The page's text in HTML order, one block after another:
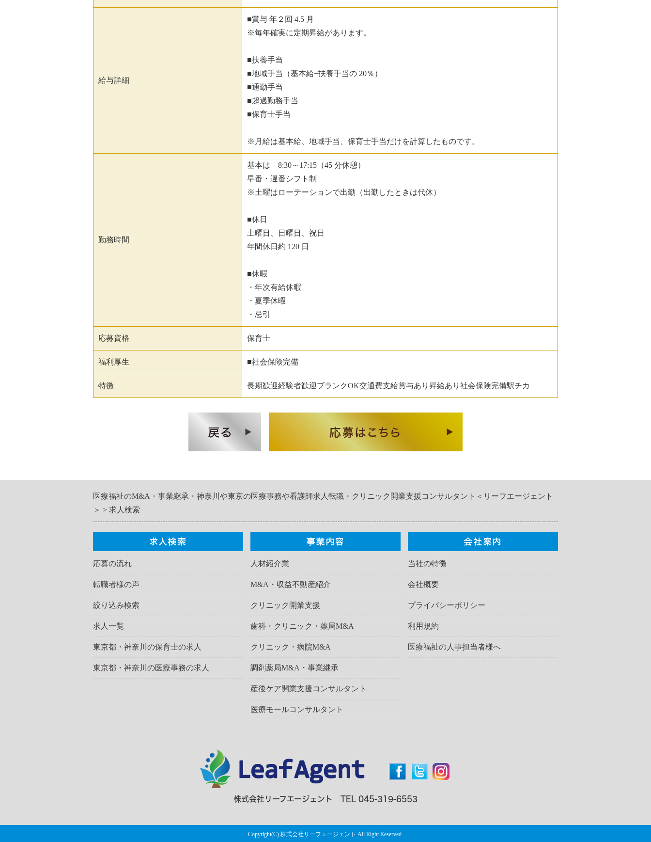
給与詳細
■賞与 年２回 4.5 月
※毎年確実に定期昇給があります。
■扶養手当
■地域手当（基本給+扶養手当の 20％）
■通勤手当
■超過勤務手当
■保育士手当
※月給は基本給、地域手当、保育士手当だけを計算したものです。
勤務時間
基本は 8:30～17:15（45 分休憩）
早番・遅番シフト制
※土曜はローテーションで出勤（出勤したときは代休）
■休日
土曜日、日曜日、祝日
年間休日約 120 日
■休暇
・年次有給休暇
・夏季休暇
・忌引
応募資格 保育士
福利厚生 ■社会保険完備
特徴 長期歓迎経験者歓迎ブランクOK交通費支給賞与あり昇給あり社会保険完備駅チカ
医療福祉のM&A・事業継承・神奈川や東京の医療事務や看護師求人転職・クリニック開業支援コンサルタント＜リーフエージェント
＞
求人検索
応募の流れ
転職者様の声
絞り込み検索
求人一覧
東京都・神奈川の保育士の求人
東京都・神奈川の医療事務の求人
人材紹介業
M&A・収益不動産紹介
クリニック開業支援
歯科・クリニック・薬局M&A
クリニック・病院M&A
調剤薬局M&A・事業継承
産後ケア開業支援コンサルタント
医療モールコンサルタント
当社の特徴
会社概要
プライバシーポリシー
利用規約
医療福祉の人事担当者様へ
株式会社リーフエージェント TEL 045-319-6553
Copyright(C) 株式会社リーフエージェント All Right Reserved.